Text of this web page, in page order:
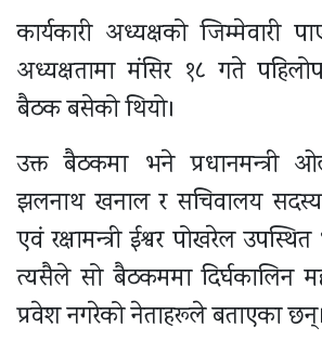
कार्यकारी अध्यक्षको जिम्मेवारी
अध्यक्षतामा मंसिर १८ गते
बैठक बसेको थियो।
उक्त बैठकमा भने प्रधानमन्त्री
झलनाथ खनाल र सचिवालय सदस्य
एवं रक्षामन्त्री ईश्वर पोखरेल
त्यसैले सो बैठकममा दिर्घकालिन
प्रवेश नगरेको नेताहरूले बताएका छन्।